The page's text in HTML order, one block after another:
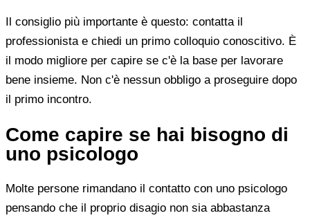
Il consiglio più importante è questo: contatta il
professionista e chiedi un primo colloquio conoscitivo. È
il modo migliore per capire se c'è la base per lavorare
bene insieme. Non c'è nessun obbligo a proseguire dopo
il primo incontro.
Come capire se hai bisogno di
uno psicologo
Molte persone rimandano il contatto con uno psicologo
pensando che il proprio disagio non sia abbastanza